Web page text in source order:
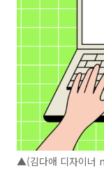
▲(김다애 디자이너